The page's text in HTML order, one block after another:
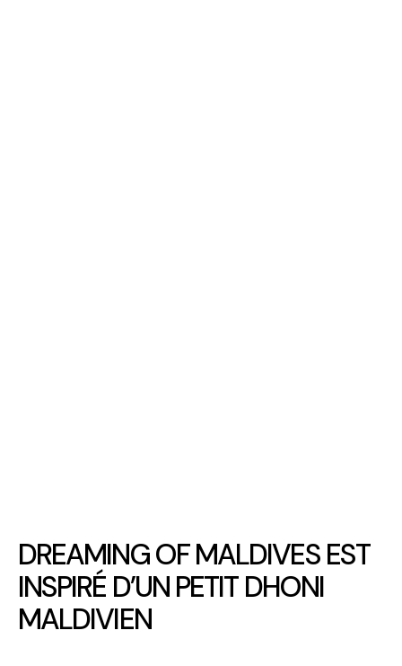
DREAMING OF MALDIVES EST
INSPIRÉ D’UN PETIT DHONI
MALDIVIEN